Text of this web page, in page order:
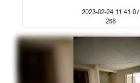
2023-02-24 11:41:07
258